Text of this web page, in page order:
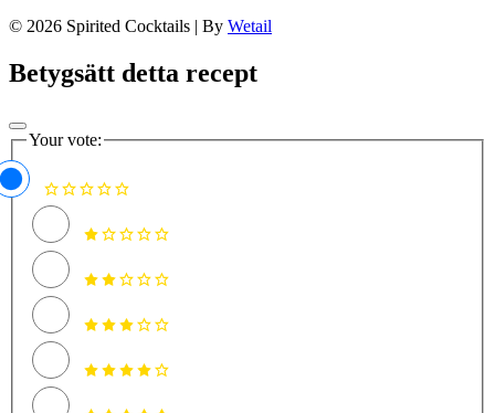
© 2026 Spirited Cocktails | By Wetail
Betygsätt detta recept
Your vote: